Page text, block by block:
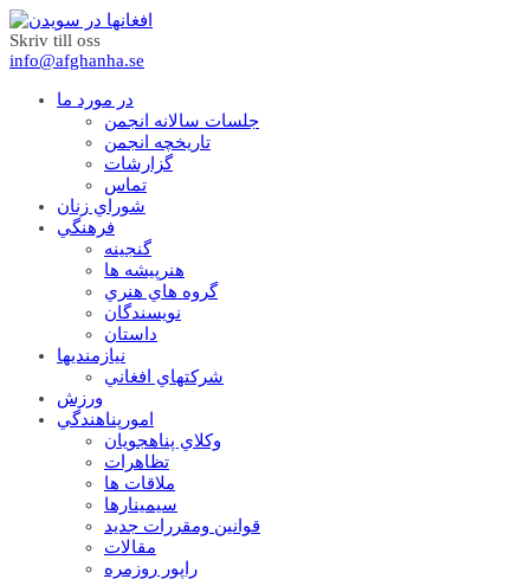
Skriv till oss
info@afghanha.se
در مورد ما
جلسات سالانه انجمن
تاریخچه انجمن
گزارشات
تماس
شوراي زنان
فرهنگي
گنجينه
هنرپيشه ها
گروه هاي هنري
نويسندگان
داستان
نيازمنديها
شرکتهاي افغاني
ورزش
امورپناهندگي
وکلاي پناهجويان
تظاهرات
ملاقات ها
سيمينارها
قوانين ومقررات جديد
مقالات
راپور روزمره